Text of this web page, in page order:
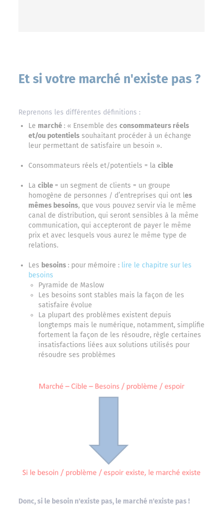
Et si votre marché n'existe pas ?
Reprenons les différentes définitions :
Le marché : « Ensemble des consommateurs réels
et/ou potentiels souhaitant procéder à un échange
leur permettant de satisfaire un besoin ».
Consommateurs réels et/potentiels = la cible
La cible = un segment de clients = un groupe
homogène de personnes / d’entreprises qui ont les
mêmes besoins, que vous pouvez servir via le même
canal de distribution, qui seront sensibles à la même
communication, qui accepteront de payer le même
prix et avec lesquels vous aurez le même type de
relations.
Les besoins : pour mémoire : lire le chapitre sur les
besoins
Pyramide de Maslow
Les besoins sont stables mais la façon de les
satisfaire évolue
La plupart des problèmes existent depuis
longtemps mais le numérique, notamment, simplifie
fortement la façon de les résoudre, règle certaines
insatisfactions liées aux solutions utilisés pour
résoudre ses problèmes
Donc, si le besoin n'existe pas, le marché n'existe pas !